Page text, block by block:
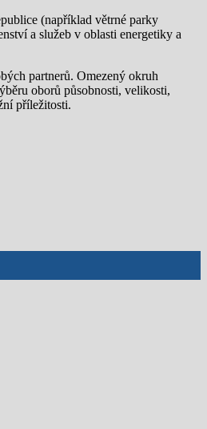
(například větrné parky
a služeb v oblasti energetiky a
partnerů. Omezený okruh
oborů působnosti, velikosti,
příležitosti.